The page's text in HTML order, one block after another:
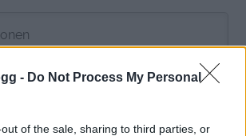
- Do Not Process My Personal
of the sale, sharing to third parties, or